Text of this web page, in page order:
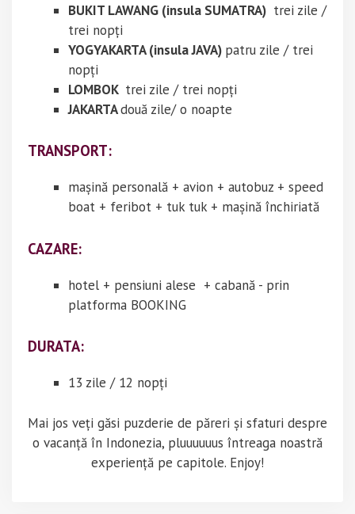
BUKIT LAWANG (insula SUMATRA) trei zile /
trei nopți
YOGYAKARTA (insula JAVA) patru zile / trei
nopți
LOMBOK trei zile / trei nopți
JAKARTAdouă zile/ o noapte
TRANSPORT:
mașină personală + avion + autobuz + speed
boat + feribot + tuk tuk + mașină închiriată
CAZARE:
hotel + pensiuni alese + cabană - prin
platforma BOOKING
DURATA:
13 zile / 12 nopți
Mai jos veți găsi puzderie de păreri și sfaturi despre
o vacanță în Indonezia, pluuuuuus întreaga noastră
experiență pe capitole. Enjoy!